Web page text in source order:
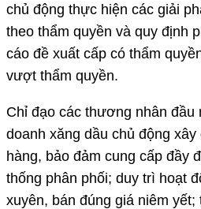
chủ động thực hiện các giải
theo thẩm quyền và quy định
cáo đề xuất cấp có thẩm
vượt thẩm quyền.
Chỉ đạo các thương nhân đầu
doanh xăng dầu chủ động
hàng, bảo đảm cung cấp đầy
thống phân phối; duy trì hoạt
xuyên, bán đúng giá niêm yết;